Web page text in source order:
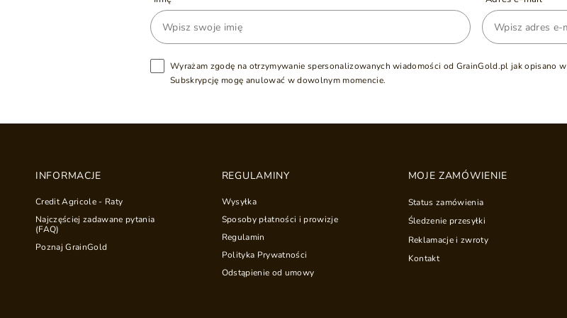
Wyrażam zgodę na otrzymywanie spersonalizowanych wiadomości od GrainGold.pl jak opisano w
Subskrypcję mogę anulować w dowolnym momencie.
INFORMACJE
Credit Agricole - Raty
Najczęściej zadawane pytania
(FAQ)
Poznaj GrainGold
REGULAMINY
Wysyłka
Sposoby płatności i prowizje
Regulamin
Polityka Prywatności
Odstąpienie od umowy
MOJE ZAMÓWIENIE
Status zamówienia
Śledzenie przesyłki
Reklamacje i zwroty
Kontakt